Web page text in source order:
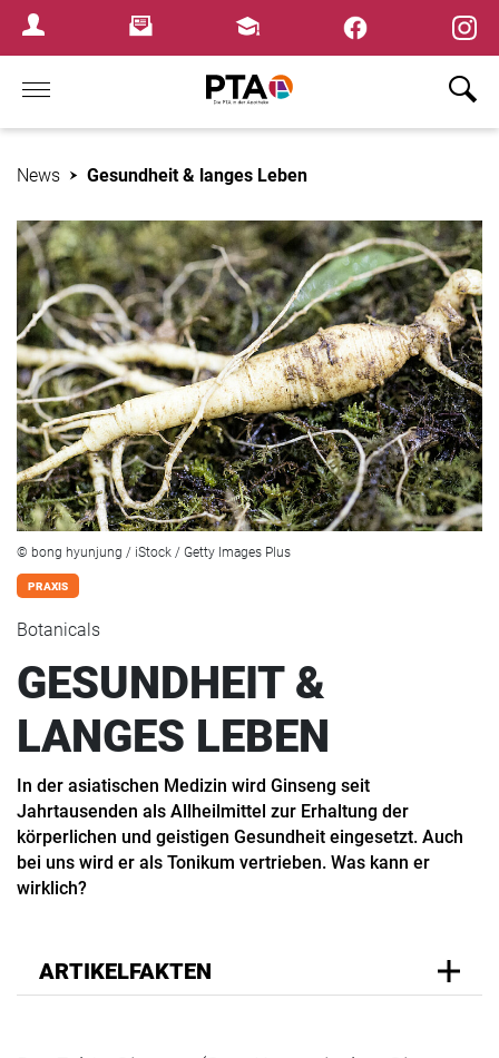
Login MenuNewsletterFortbildungen
Home
News Gesundheit & langes Leben
© bong hyunjung / iStock / Getty Images Plus
PRAXIS
Botanicals
GESUNDHEIT &
LANGES LEBEN
In der asiatischen Medizin wird Ginseng seit
Jahrtausenden als Allheilmittel zur Erhaltung der
körperlichen und geistigen Gesundheit eingesetzt. Auch
bei uns wird er als Tonikum vertrieben. Was kann er
wirklich?
ARTIKELFAKTEN
×